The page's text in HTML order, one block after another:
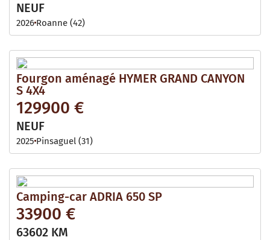
NEUF
2026 Roanne (42)
Fourgon aménagé HYMER GRAND CANYON
S 4X4
129900 €
NEUF
2025 Pinsaguel (31)
Camping-car ADRIA 650 SP
33900 €
63602 KM